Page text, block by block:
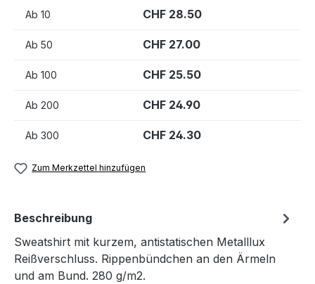
Ab 10 CHF 28.50
Ab 50 CHF 27.00
Ab 100 CHF 25.50
Ab 200 CHF 24.90
Ab 300 CHF 24.30
Zum Merkzettel hinzufügen
Beschreibung
Sweatshirt mit kurzem, antistatischen Metalllux
Reißverschluss. Rippenbündchen an den Ärmeln
und am Bund. 280 g/m2.